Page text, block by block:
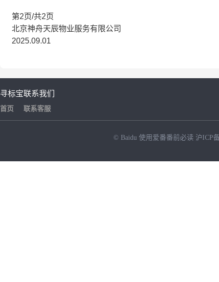
第2页/共2页
北京神舟天辰物业服务有限公司
2025.09.01
寻标宝
首页
联系我们
联系客服
© Baidu 使用爱番番前必读 沪ICP